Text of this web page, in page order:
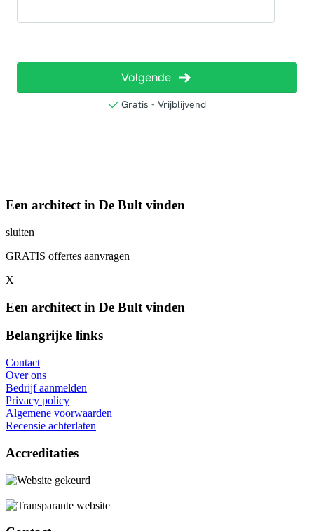
Een architect in De Bult vinden
sluiten
GRATIS offertes aanvragen
X
Een architect in De Bult vinden
Belangrijke links
Contact
Over ons
Bedrijf aanmelden
Privacy policy
Algemene voorwaarden
Recensie achterlaten
Accreditaties